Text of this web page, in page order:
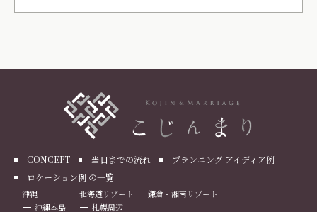
CONCEPT 当日までの流れ
プランニング アイディア例
ロケーション例 の一覧
沖縄
沖縄本島
北海道リゾート
札幌周辺
鎌倉・湘南リゾート